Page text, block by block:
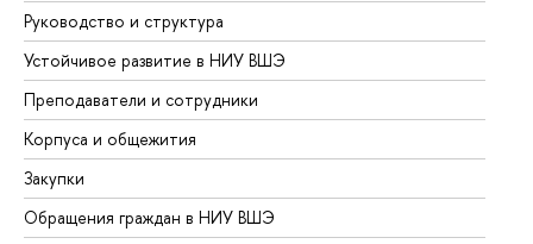
Руководство и структура
Устойчивое развитие в НИУ ВШЭ
Преподаватели и сотрудники
Корпуса и общежития
Закупки
Обращения граждан в НИУ ВШЭ